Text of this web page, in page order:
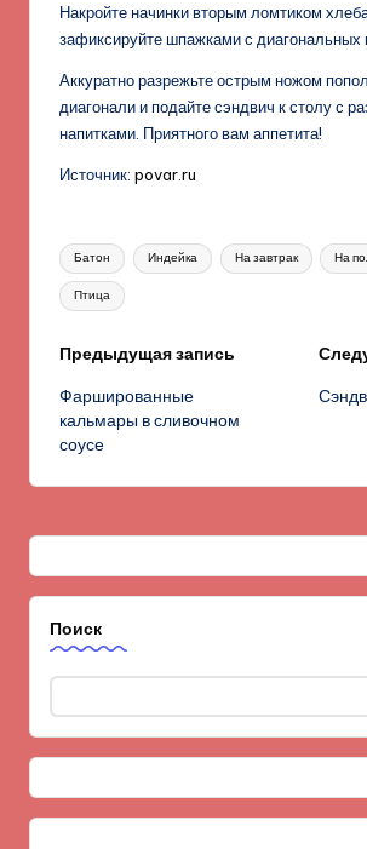
Накройте начинки вторым ломтиком
зафиксируйте шпажками с диагональных
Аккуратно разрежьте острым ножом
диагонали и подайте сэндвич к столу с
напитками. Приятного вам аппетита!
Источник: povar.ru
Метки:
Батон Индейка На завтрак На
Птица
Навигация
записи
Предыдущая запись
Фаршированные
кальмары в сливочном
соусе
Поиск